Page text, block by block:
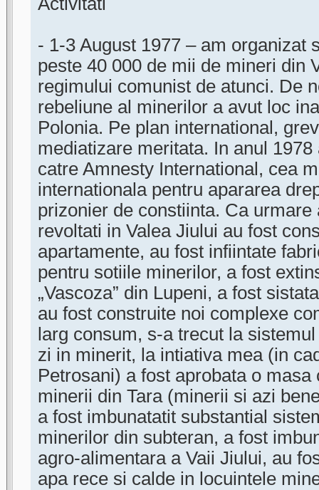
- 1-3 August 1977 – am organizat
peste 40 000 de mii de mineri din
regimului comunist de atunci. De
rebeliune al minerilor a avut loc
Polonia. Pe plan international,
mediatizare meritata. In anul
catre Amnesty International, cea
internationala pentru apararea
prizonier de constiinta. Ca
revoltati in Valea Jiului au fost
apartamente, au fost infiintate
pentru sotiile minerilor, a fost
„Vascoza” din Lupeni, a fost
au fost construite noi complexe
larg consum, s-a trecut la
zi in minerit, la intiativa mea (in
Petrosani) a fost aprobata o
minerii din Tara (minerii si azi
a fost imbunatatit substantial
minerilor din subteran, a fost
agro-alimentara a Vaii Jiului, au
apa rece si calde in locuintele